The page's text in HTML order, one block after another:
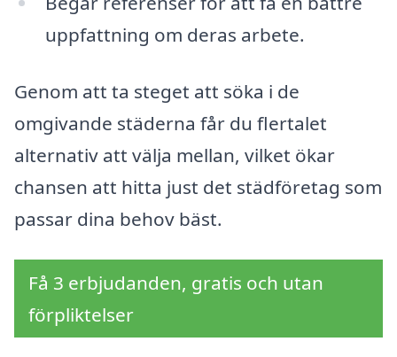
uppfattning om deras arbete.
Genom att ta steget att söka i de
omgivande städerna får du flertalet
alternativ att välja mellan, vilket ökar
chansen att hitta just det städföretag som
passar dina behov bäst.
Få 3 erbjudanden, gratis och utan
förpliktelser